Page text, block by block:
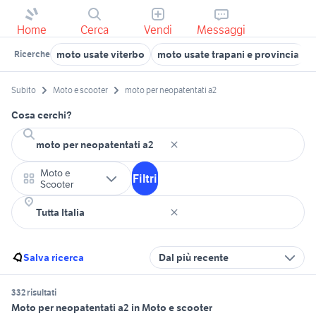
Home Cerca Vendi Messaggi
Ricerche moto usate viterbo moto usate trapani e provincia
Subito Moto e scooter moto per neopatentati a2
Cosa cerchi?
Moto e
Scooter
Filtri
Salva ricerca Dal più recente
332 risultati
Moto per neopatentati a2 in Moto e scooter